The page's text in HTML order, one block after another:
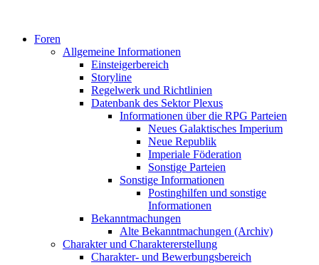
Foren
Allgemeine Informationen
Einsteigerbereich
Storyline
Regelwerk und Richtlinien
Datenbank des Sektor Plexus
Informationen über die RPG Parteien
Neues Galaktisches Imperium
Neue Republik
Imperiale Föderation
Sonstige Parteien
Sonstige Informationen
Postinghilfen und sonstige
Informationen
Bekanntmachungen
Alte Bekanntmachungen (Archiv)
Charakter und Charaktererstellung
Charakter- und Bewerbungsbereich